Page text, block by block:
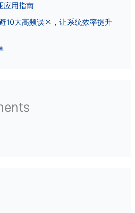
应用指南
10大高频误区，让系统效率提升